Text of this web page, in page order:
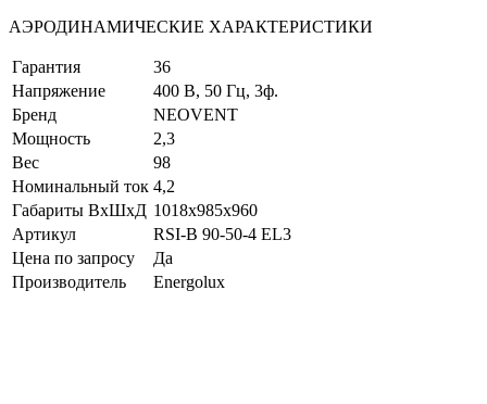
АЭРОДИНАМИЧЕСКИЕ ХАРАКТЕРИСТИКИ
Гарантия
36
Напряжение
400 В, 50 Гц, 3ф.
Бренд
NEOVENT
Мощность
2,3
Вес
98
Номинальный ток 4,2
Габариты ВхШхД 1018x985x960
Артикул
RSI-B 90-50-4 EL3
Цена по запросу
Да
Производитель
Energolux